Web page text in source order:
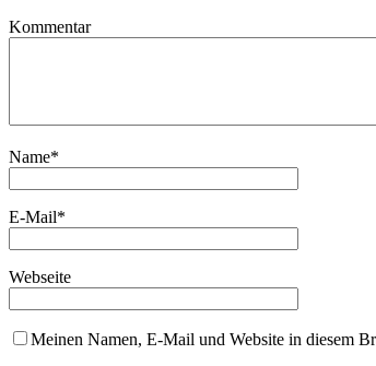
Kommentar
Name*
E-Mail*
Webseite
Meinen Namen, E-Mail und Website in diesem